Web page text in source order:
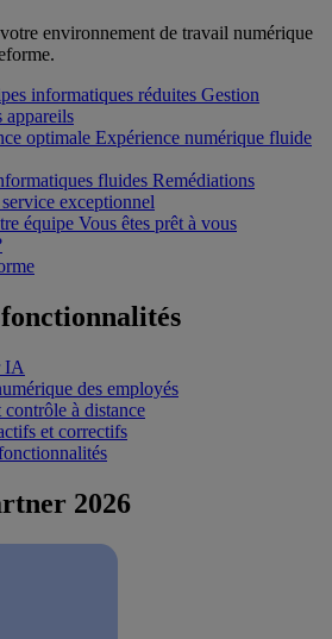
environnement de travail numérique
informatiques réduites Gestion
appareils
optimale Expérience numérique fluide
fluides Remédiations
exceptionnel
équipe Vous êtes prêt à vous
IA
des employés
contrôle à distance
et correctifs
2026